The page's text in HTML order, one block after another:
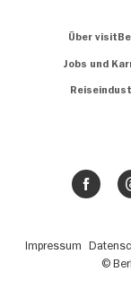
Über
Jobs und
sind
für Sie da.
Tickets
Wir haben den
Insidertipps
Trends
Fußbereichsmenü
Impressum
©